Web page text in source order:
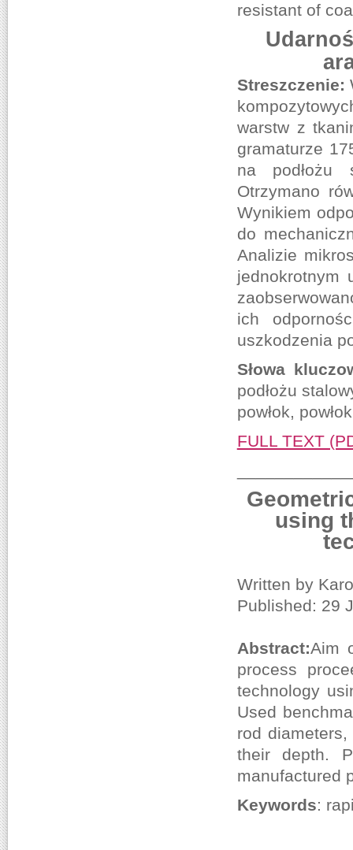
resistant of
Streszczenie:
warstw z
gramaturze
na podłożu
Otrzymano
Wynikiem
do
Analizie
jednokrotnym
ich
uszkodzenia
Słowa
podłożu
powłok,
FULL TEXT
using
Written by
Published: 29
Abstract:Aim
process
technology
Used
rod
their depth.
manufactured
Keywords: